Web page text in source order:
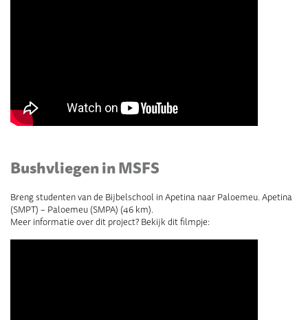
Bushvliegen in MSFS
Breng studenten van de Bijbelschool in Apetina naar Paloemeu. Apetina
(SMPT) – Paloemeu (SMPA) (46 km).
Meer informatie over dit project? Bekijk dit filmpje: